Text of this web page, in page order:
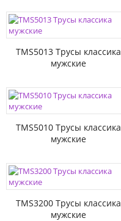
TMS5013 Трусы классика
мужские
TMS5010 Трусы классика
мужские
TMS3200 Трусы классика
мужские